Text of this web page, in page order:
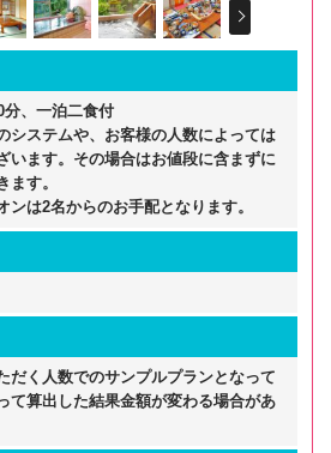
分、一泊二食付
システムや、お客様の人数によっては
います。その場合はお値段に含まずに
ます。
は2名からのお手配となります。
だく人数でのサンプルプランとなって
て算出した結果金額が変わる場合があ